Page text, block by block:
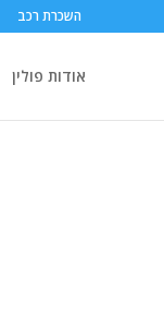
השכרת רכב
אודות פולין